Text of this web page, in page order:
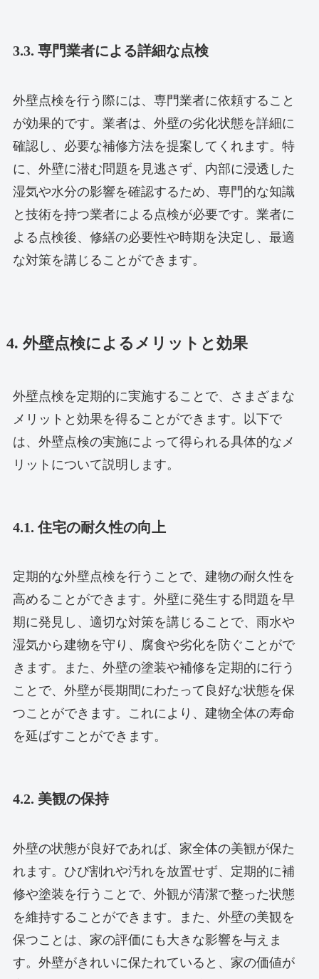
3.3. 専門業者による詳細な点検
外壁点検を行う際には、専門業者に依頼すること
が効果的です。業者は、外壁の劣化状態を詳細に
確認し、必要な補修方法を提案してくれます。特
に、外壁に潜む問題を見逃さず、内部に浸透した
湿気や水分の影響を確認するため、専門的な知識
と技術を持つ業者による点検が必要です。業者に
よる点検後、修繕の必要性や時期を決定し、最適
な対策を講じることができます。
4. 外壁点検によるメリットと効果
外壁点検を定期的に実施することで、さまざまな
メリットと効果を得ることができます。以下で
は、外壁点検の実施によって得られる具体的なメ
リットについて説明します。
4.1. 住宅の耐久性の向上
定期的な外壁点検を行うことで、建物の耐久性を
高めることができます。外壁に発生する問題を早
期に発見し、適切な対策を講じることで、雨水や
湿気から建物を守り、腐食や劣化を防ぐことがで
きます。また、外壁の塗装や補修を定期的に行う
ことで、外壁が長期間にわたって良好な状態を保
つことができます。これにより、建物全体の寿命
を延ばすことができます。
4.2. 美観の保持
外壁の状態が良好であれば、家全体の美観が保た
れます。ひび割れや汚れを放置せず、定期的に補
修や塗装を行うことで、外観が清潔で整った状態
を維持することができます。また、外壁の美観を
保つことは、家の評価にも大きな影響を与えま
す。外壁がきれいに保たれていると、家の価値が